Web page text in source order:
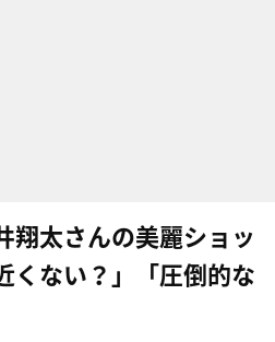
翔太さんの美麗ショッ
くない？」「圧倒的な